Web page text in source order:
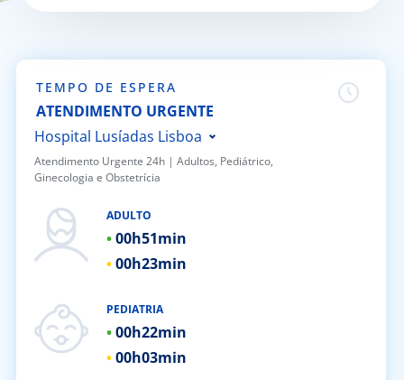
Sport
TEMPO DE ESPERA
ATENDIMENTO URGENTE
Hospital Lusíadas Lisboa
Hospital Lusíadas Porto
Hospital Lusíadas Braga
Hospital Lusíadas Amadora
Hospital Lusíadas Albufeira
Hospital Lusíadas Paços de
Ferreira
Atendimento Urgente 24h | ​Adultos, Pediátrico,
Ginecologia e Obstetrícia
ADULTO
00h51min
00h23min
PEDIATRIA
00h22min
00h03min